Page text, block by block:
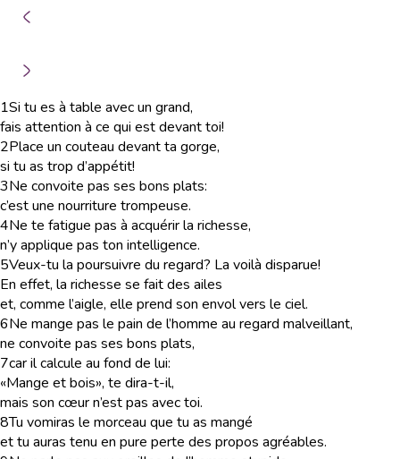
1Si tu es à table avec un grand,
fais attention à ce qui est devant toi!
2Place un couteau devant ta gorge,
si tu as trop d’appétit!
3Ne convoite pas ses bons plats:
c’est une nourriture trompeuse.
4Ne te fatigue pas à acquérir la richesse,
n’y applique pas ton intelligence.
5Veux-tu la poursuivre du regard? La voilà disparue!
En effet, la richesse se fait des ailes
et, comme l’aigle, elle prend son envol vers le ciel.
6Ne mange pas le pain de l’homme au regard malveillant,
ne convoite pas ses bons plats,
7car il calcule au fond de lui:
«Mange et bois», te dira-t-il,
mais son cœur n’est pas avec toi.
8Tu vomiras le morceau que tu as mangé
et tu auras tenu en pure perte des propos agréables.